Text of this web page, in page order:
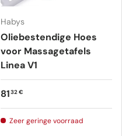
Habys
Oliebestendige Hoes
voor Massagetafels
Linea V1
Reguliere prijs
8132 €
Zeer geringe voorraad